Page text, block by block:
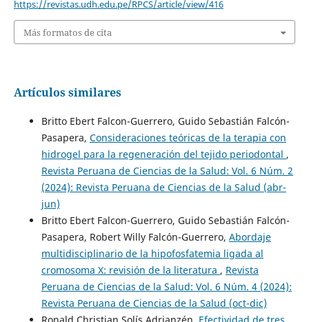
https://revistas.udh.edu.pe/RPCS/article/view/416
Más formatos de cita
Artículos similares
Britto Ebert Falcon-Guerrero, Guido Sebastián Falcón-
Pasapera, Consideraciones teóricas de la terapia con
hidrogel para la regeneración del tejido periodontal ,
Revista Peruana de Ciencias de la Salud: Vol. 6 Núm. 2
(2024): Revista Peruana de Ciencias de la Salud (abr-
jun)
Britto Ebert Falcon-Guerrero, Guido Sebastián Falcón-
Pasapera, Robert Willy Falcón-Guerrero, Abordaje
multidisciplinario de la hipofosfatemia ligada al
cromosoma X: revisión de la literatura , Revista
Peruana de Ciencias de la Salud: Vol. 6 Núm. 4 (2024):
Revista Peruana de Ciencias de la Salud (oct-dic)